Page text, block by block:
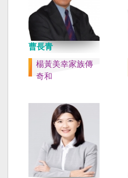
曹長青
楊黃美幸家族傳
奇和